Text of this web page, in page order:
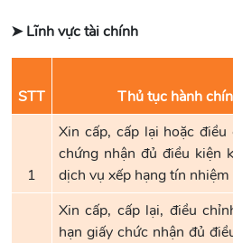
➤ Lĩnh vực tài chính
STT Thủ tục hành
1
Xin cấp, cấp lại hoặc điều
chứng nhận đủ điều kiện
dịch vụ xếp hạng tín nhiệm
Xin cấp, cấp lại, điều
hạn giấy chức nhận đủ